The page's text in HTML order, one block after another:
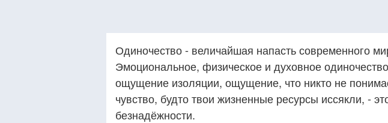
Одиночество - величайшая напасть современного
Эмоциональное, физическое и духовное
ощущение изоляции, ощущение, что никто не
чувство, будто твои жизненные ресурсы иссякли, -
безнадёжности.